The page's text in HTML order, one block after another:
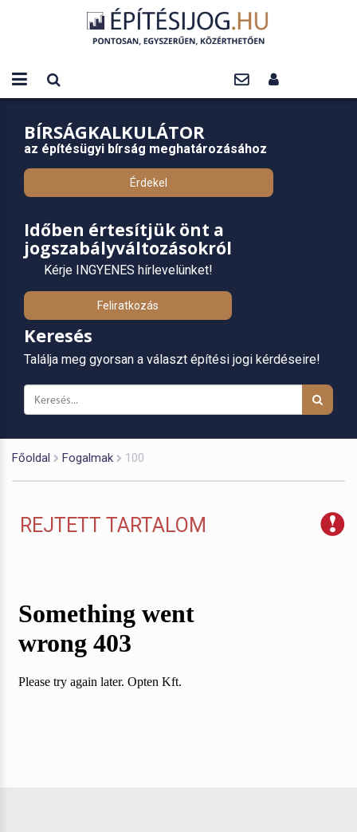
BÍRSÁGKALKULÁTOR
az építésügyi bírság meghatározásához
Érdekel
Időben értesítjük önt a
jogszabályváltozásokról
Kérje INGYENES hírlevelünket!
Feliratkozás
Keresés
Találja meg gyorsan a választ építési jogi kérdéseire!
Főoldal Fogalmak 100
REJTETT TARTALOM